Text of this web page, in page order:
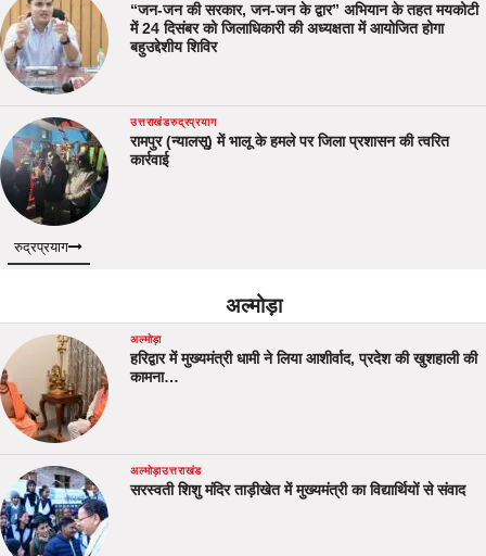
“जन-जन की सरकार, जन-जन के द्वार” अभियान के तहत मयकोटी
में 24 दिसंबर को जिलाधिकारी की अध्यक्षता में आयोजित होगा
बहुउद्देशीय शिविर
उत्तराखंडरुद्रप्रयाग
रामपुर (न्यालसू) में भालू के हमले पर जिला प्रशासन की त्वरित
कार्रवाई
रुद्रप्रयाग
अल्मोड़ा
अल्मोड़ा
हरिद्वार में मुख्यमंत्री धामी ने लिया आशीर्वाद, प्रदेश की खुशहाली की
कामना…
अल्मोड़ाउत्तराखंड
सरस्वती शिशु मंदिर ताड़ीखेत में मुख्यमंत्री का विद्यार्थियों से संवाद